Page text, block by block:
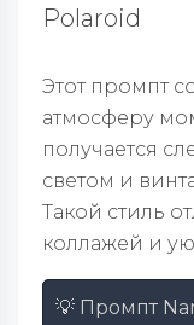
Polaroid
Этот промпт
атмосферу
получается
светом и
Такой стиль
коллажей и
💡 Промпт